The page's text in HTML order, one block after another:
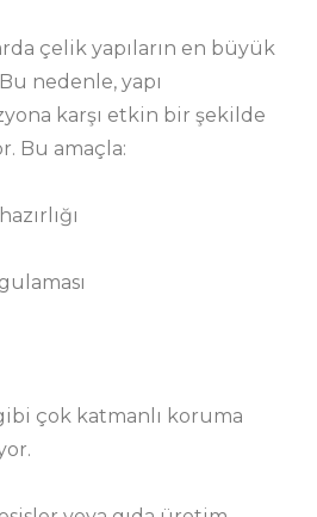
çelik yapıların en büyük
nedenle, yapı
karşı etkin bir şekilde
Bu amaçla:
çok katmanlı koruma